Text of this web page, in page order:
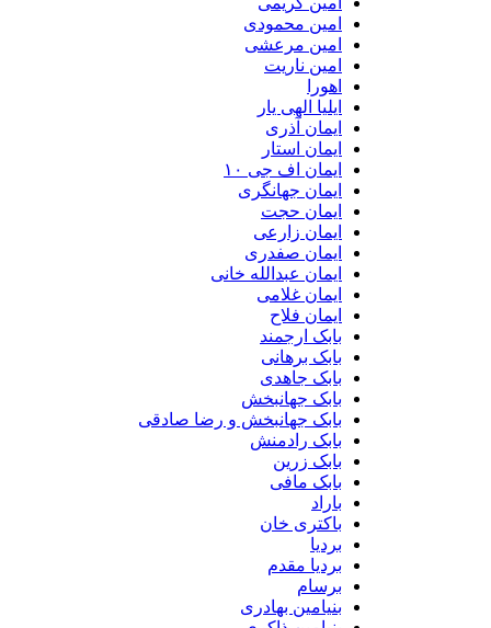
امین محمودی
امین مرعشی
امین ناریت
اهورا
ایلیا الهی یار
ایمان آذری
ایمان استار
ایمان اف جی ۱۰
ایمان جهانگری
ایمان حجت
ایمان زارعی
ایمان صفدری
ایمان عبدالله خانی
ایمان غلامی
ایمان فلاح
بابک ارجمند
بابک برهانی
بابک جاهدی
بابک جهانبخش
بابک جهانبخش و رضا صادقی
بابک رادمنش
بابک زرین
بابک مافی
باراد
باکتری خان
بردیا
بردیا مقدم
برسام
بنیامین بهادری